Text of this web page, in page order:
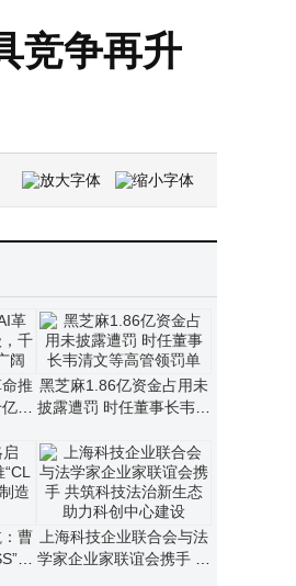
竞争再升
推
级
黑芝麻1.86亿资金占用未
披露遭罚 时任董事长韦清
曹
模
上海科技企业联合会与法
学家企业家联谊会携手 共